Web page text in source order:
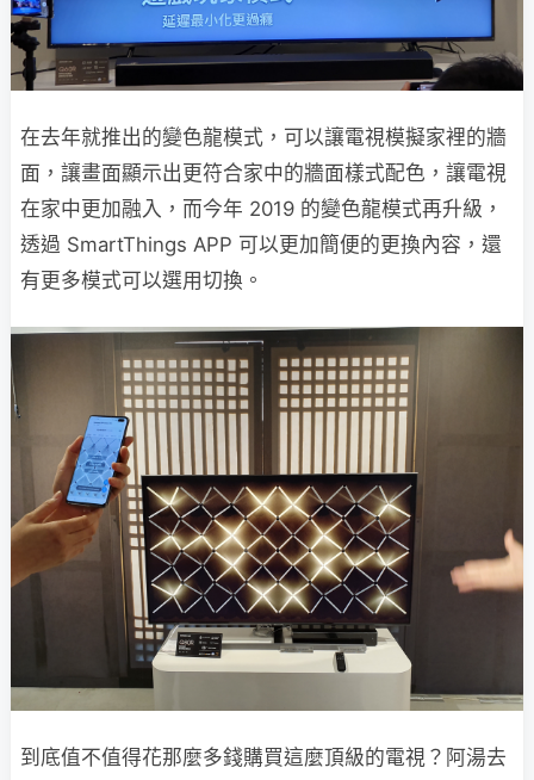
在去年就推出的變色龍模式，可以讓電視模擬家裡的牆
面，讓畫面顯示出更符合家中的牆面樣式配色，讓電視
在家中更加融入，而今年 2019 的變色龍模式再升級，
透過 SmartThings APP 可以更加簡便的更換內容，還
有更多模式可以選用切換。
到底值不值得花那麼多錢購買這麼頂級的電視？阿湯去